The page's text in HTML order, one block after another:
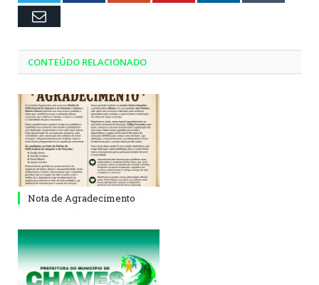
Email
CONTEÚDO RELACIONADO
Nota de Agradecimento